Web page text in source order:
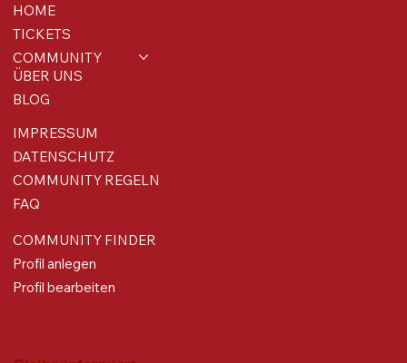
HOME
TICKETS
COMMUNITY
ÜBER UNS
BLOG
IMPRESSUM
DATENSCHUTZ
COMMUNITY REGELN
FAQ
COMMUNITY FINDER
Profil anlegen
Profil bearbeiten